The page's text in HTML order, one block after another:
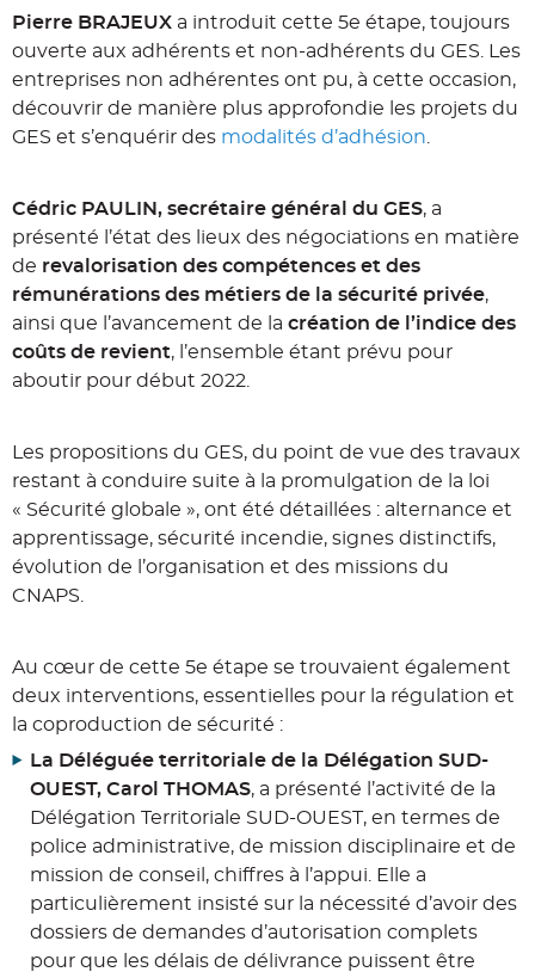
Pierre BRAJEUX a introduit cette 5e étape, toujours
ouverte aux adhérents et non-adhérents du GES. Les
entreprises non adhérentes ont pu, à cette occasion,
découvrir de manière plus approfondie les projets du
GES et s’enquérir des modalités d’adhésion
Cédric PAULIN, secrétaire général du GES, a
présenté l’état des lieux des négociations en matière
de revalorisation des compétences et des
rémunérations des métiers de la sécurité privée,
ainsi que l’avancement de la création de l’indice des
coûts de revient, l’ensemble étant prévu pour
aboutir pour début 2022.
Les propositions du GES, du point de vue des travaux
restant à conduire suite à la promulgation de la loi
« Sécurité globale », ont été détaillées : alternance et
apprentissage, sécurité incendie, signes distinctifs,
évolution de l’organisation et des missions du
CNAPS.
Au cœur de cette 5e étape se trouvaient également
deux interventions, essentielles pour la régulation et
la coproduction de sécurité :
La Déléguée territoriale de la Délégation SUD-
OUEST, Carol THOMAS, a présenté l’activité de la
Délégation Territoriale SUD-OUEST, en termes de
police administrative, de mission disciplinaire et de
mission de conseil, chiffres à l’appui. Elle a
particulièrement insisté sur la nécessité d’avoir des
dossiers de demandes d’autorisation complets
pour que les délais de délivrance puissent être